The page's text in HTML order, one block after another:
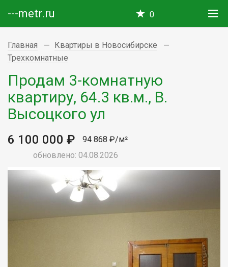
---metr.ru 0
Главная
Квартиры в Новосибирске
Трехкомнатные
Продам 3-комнатную
квартиру, 64.3 кв.м., В.
Высоцкого ул
6 100 000 ₽
94 868 ₽/м²
обновлено: 04.08.2026